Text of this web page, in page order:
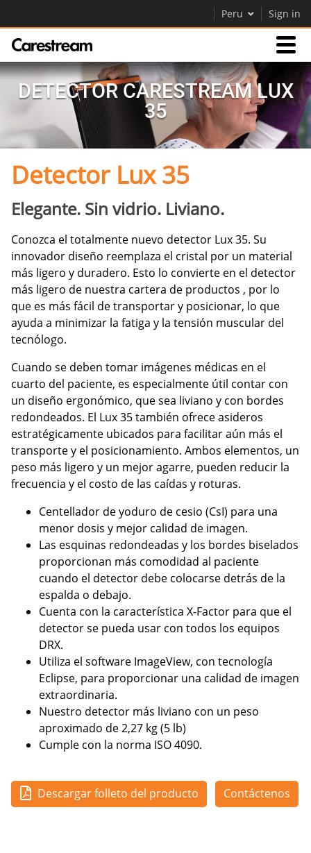
Peru Sign in
Productos
Soporte
Empresa
Careers
DETECTOR CARESTREAM LUX
35
Detector Lux 35
Elegante. Sin vidrio. Liviano.
Conozca el totalmente nuevo detector Lux 35. Su
innovador diseño reemplaza el cristal por un material
más ligero y duradero. Esto lo convierte en el detector
más ligero de nuestra cartera de productos , por lo
que es más fácil de transportar y posicionar, lo que
ayuda a minimizar la fatiga y la tensión muscular del
tecnólogo.
Cuando se deben tomar imágenes médicas en el
cuarto del paciente, es especialmente útil contar con
un diseño ergonómico, que sea liviano y con bordes
redondeados. El Lux 35 también ofrece asideros
estratégicamente ubicados para facilitar aún más el
transporte y el posicionamiento. Ambos elementos, un
peso más ligero y un mejor agarre, pueden reducir la
frecuencia y el costo de las caídas y roturas.
Centellador de yoduro de cesio (CsI) para una
menor dosis y mejor calidad de imagen.
Las esquinas redondeadas y los bordes biselados
proporcionan más comodidad al paciente
cuando el detector debe colocarse detrás de la
espalda o debajo.
Cuenta con la característica X-Factor para que el
detector se pueda usar con todos los equipos
DRX.
Utiliza el software ImageView, con tecnología
Eclipse, para proporcionar una calidad de imagen
extraordinaria.
Nuestro detector más liviano con un peso
aproximado de 2,27 kg (5 lb)
Cumple con la norma ISO 4090.
Descargar folleto del producto Contáctenos